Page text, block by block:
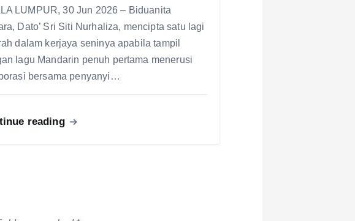
LUMPUR, 30 Jun 2026 – Biduanita
Dato’ Sri Siti Nurhaliza, mencipta satu lagi
dalam kerjaya seninya apabila tampil
lagu Mandarin penuh pertama menerusi
bersama penyanyi…
reading